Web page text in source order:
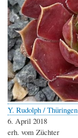
Y. Rudolph / Thüringen
6. April 2018
erh. vom Züchter